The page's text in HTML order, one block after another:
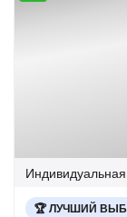
Индивидуальная
ЛУЧШИЙ